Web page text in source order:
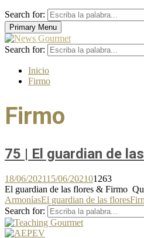
Search for:
Primary Menu
Search for:
Inicio
Firmo
Firmo
75 | El guardian de
18/06/202115/06/202101263
El guardian de las flores & Firmo
ArmoníasEl guardian de las flores
Search for: